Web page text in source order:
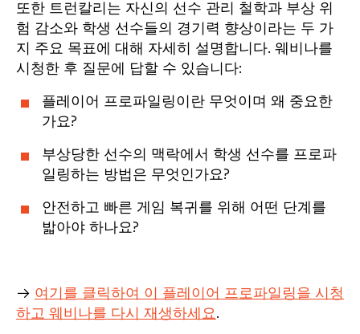
또한 트런칼리는 자신의 선수 관리 철학과 부상 위
험 감소와 학생 선수들의 경기력 향상이라는 두 가
지 주요 목표에 대해 자세히 설명합니다. 웨비나를
시청한 후 질문에 답할 수 있습니다:
플레이어 프로파일링이란 무엇이며 왜 중요한
가요?
부상당한 선수의 맥락에서 학생 선수를 프로파
일링하는 방법은 무엇인가요?
안전하고 빠른 게임 복귀를 위해 어떤 단계를
밟아야 하나요?
→ 여기를 클릭하여 이 플레이어 프로파일링을 시청
하고 웨비나를 다시 재생하세요.